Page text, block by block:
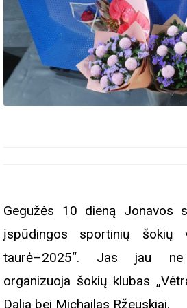
Gegužės 10 dieną Jonavos
įspūdingos sportinių šokių
taurė–2025“. Jas jau
organizuoja šokių klubas
Dalia bei Michailas Ržeuskiai.